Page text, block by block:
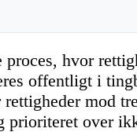
hvor
offentligt i
mod
over